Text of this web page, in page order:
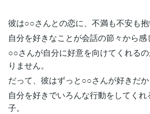
彼は○○さんとの恋に、不満も不安も抱
自分を好きなことが会話の節々から感
○○さんが自分に好意を向けてくれる
りません。
だって、彼はずっと○○さんが好きだか
自分を好きでいろんな行動をしてく
子。